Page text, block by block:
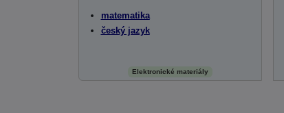
matematika
český jazyk
Elektronické materiály